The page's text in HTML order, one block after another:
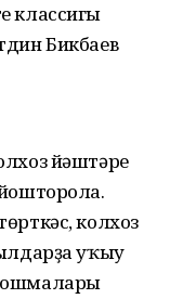
классигы
Бикбаев
йәштәре
колхоз
уҡыу